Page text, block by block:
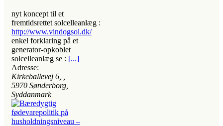
nyt koncept til et
fremtidsrettet solcelleanlæg :
http://www.vindogsol.dk/
enkel forklaring på et
generator-opkoblet
solcelleanlæg se : [...]
Adresse:
Kirkeballevej 6
5970 Sønderborg,
Syddanmark